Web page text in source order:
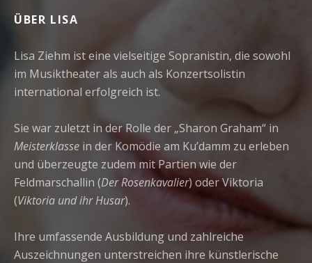
ÜBER LISA
Lisa Ziehm ist eine vielseitige Sopranistin, die sowohl
im Musiktheater als auch als Konzertsolistin
international erfolgreich ist.
Sie war zuletzt in der Rolle der „Sharon Graham“ in
Meisterklasse in der Komödie am Ku’damm zu erleben
und überzeugte zudem mit Partien wie der
Feldmarschallin (Der Rosenkavalier) oder Viktoria
(Viktoria und ihr Husar).
Ihre umfassende Ausbildung und zahlreiche
Auszeichnungen unterstreichen ihre künstlerische